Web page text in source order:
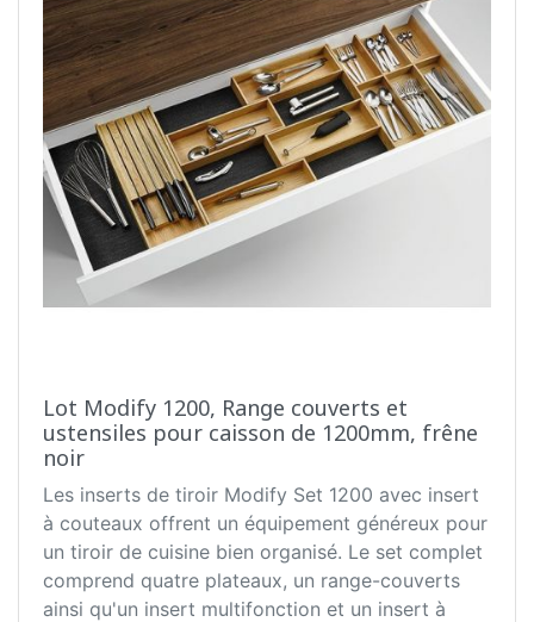
Lot Modify 1200, Range couverts et
ustensiles pour caisson de 1200mm, frêne
noir
Les inserts de tiroir Modify Set 1200 avec insert
à couteaux offrent un équipement généreux pour
un tiroir de cuisine bien organisé. Le set complet
comprend quatre plateaux, un range-couverts
ainsi qu'un insert multifonction et un insert à